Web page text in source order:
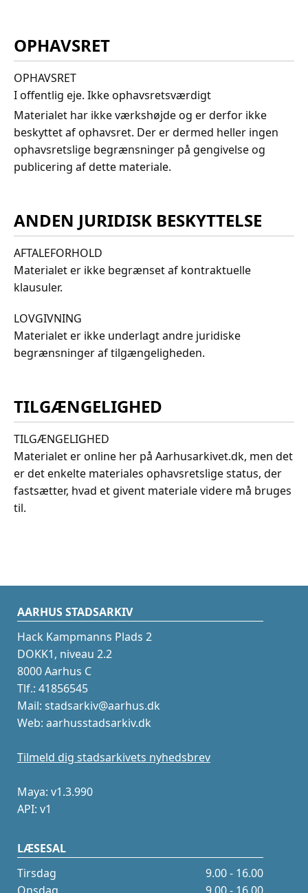
OPHAVSRET
OPHAVSRET
I offentlig eje. Ikke ophavsretsværdigt
Materialet har ikke værkshøjde og er derfor ikke
beskyttet af ophavsret. Der er dermed heller ingen
ophavsretslige begrænsninger på gengivelse og
publicering af dette materiale.
ANDEN JURIDISK BESKYTTELSE
AFTALEFORHOLD
Materialet er ikke begrænset af kontraktuelle
klausuler.
LOVGIVNING
Materialet er ikke underlagt andre juridiske
begrænsninger af tilgængeligheden.
TILGÆNGELIGHED
TILGÆNGELIGHED
Materialet er online her på Aarhusarkivet.dk, men det
er det enkelte materiales ophavsretslige status, der
fastsætter, hvad et givent materiale videre må bruges
til.
AARHUS STADSARKIV
Hack Kampmanns Plads 2
DOKK1, niveau 2.2
8000 Aarhus C
Tlf.: 41856545
Mail: stadsarkiv@aarhus.dk
Web: aarhusstadsarkiv.dk
Tilmeld dig stadsarkivets nyhedsbrev
Maya: v1.3.990
API: v1
LÆSESAL
Tirsdag
9.00 - 16.00